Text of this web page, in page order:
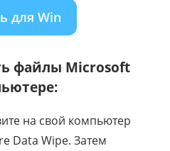
для Win
файлы Microsoft
на свой компьютер
Data Wipe. Затем